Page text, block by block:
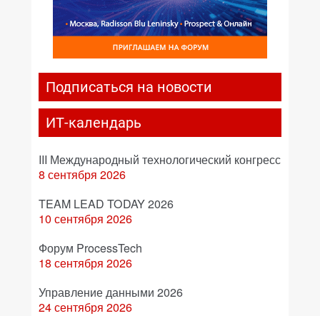
Подписаться на новости
ИТ-календарь
III Международный технологический конгресс
8 сентября 2026
TEAM LEAD TODAY 2026
10 сентября 2026
Форум ProcessTech
18 сентября 2026
Управление данными 2026
24 сентября 2026